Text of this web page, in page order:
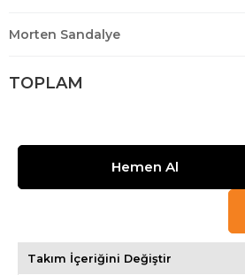
Morten Sandalye
TOPLAM
Takım İçeriğini Değiştir